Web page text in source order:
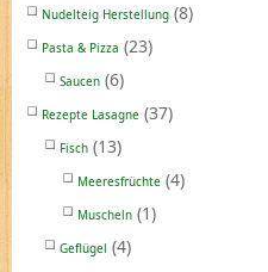
Nudelteig Herstellung (8)
Pasta & Pizza (23)
Saucen (6)
Rezepte Lasagne (37)
Fisch (13)
Meeresfrüchte (4)
Muscheln (1)
Geflügel (4)